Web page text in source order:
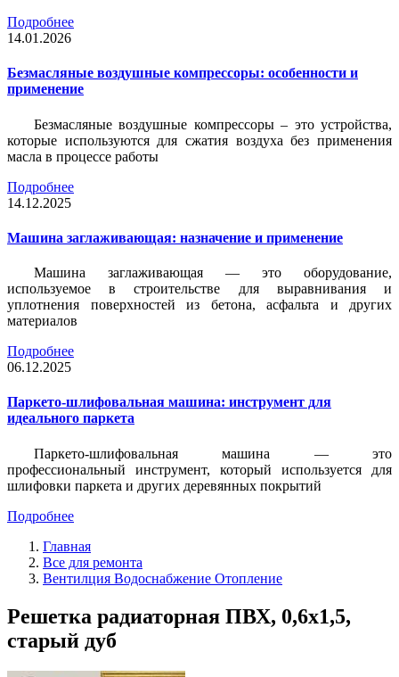
Подробнее
14.01.2026
Безмасляные воздушные компрессоры: особенности и
применение
Безмасляные воздушные компрессоры – это устройства,
которые используются для сжатия воздуха без применения
масла в процессе работы
Подробнее
14.12.2025
Машина заглаживающая: назначение и применение
Машина заглаживающая — это оборудование,
используемое в строительстве для выравнивания и
уплотнения поверхностей из бетона, асфальта и других
материалов
Подробнее
06.12.2025
Паркето-шлифовальная машина: инструмент для
идеального паркета
Паркето-шлифовальная машина — это
профессиональный инструмент, который используется для
шлифовки паркета и других деревянных покрытий
Подробнее
Главная
Все для ремонта
Вентилция Водоснабжение Отопление
Решетка радиаторная ПВХ, 0,6х1,5,
старый дуб